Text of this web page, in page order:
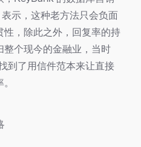
示，这种老方法只会负面
，除此之外，回复率的持
个现今的金融业，当时
到了用信件范本来让直接